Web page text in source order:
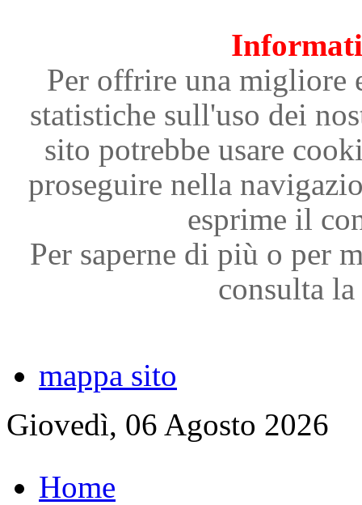
Per offrire una migliore
statistiche sull'uso dei
sito potrebbe usare
proseguire nella
esprime il
Per saperne di più o per
consulta
mappa sito
Giovedì, 06 Agosto 2026
Home